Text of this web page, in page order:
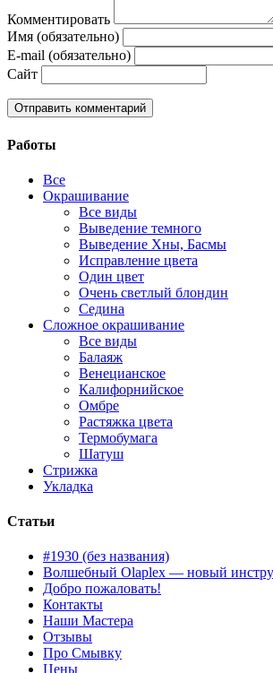
Комментировать
Имя (обязательно)
E-mail (обязательно)
Сайт
Работы
Все
Окрашивание
Все виды
Выведение темного
Выведение Хны, Басмы
Исправление цвета
Один цвет
Очень светлый блондин
Седина
Сложное окрашивание
Все виды
Балаяж
Венецианское
Калифорнийское
Омбре
Растяжка цвета
Термобумага
Шатуш
Стрижка
Укладка
Статьи
#1930 (без названия)
Волшебный Olaplex — новый
Добро пожаловать!
Контакты
Наши Мастера
Отзывы
Про Смывку
Цены